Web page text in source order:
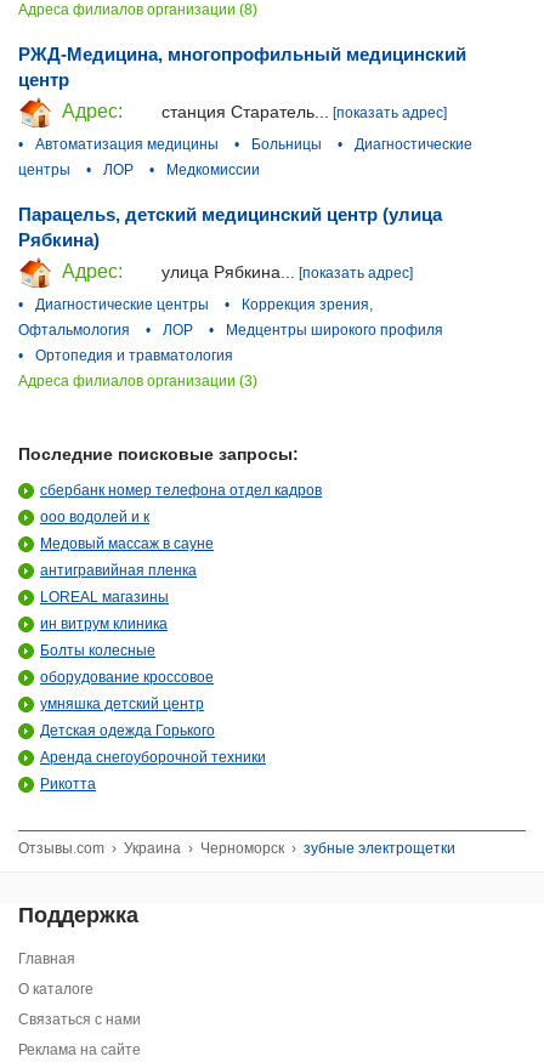
Адреса филиалов организации (8)
РЖД-Медицина, многопрофильный медицинский
центр
Адрес:
станция Старатель...
[показать адрес]
•
Автоматизация медицины • Больницы •
Диагностические
центры
• ЛОР • Медкомиссии
Парацельs, детский медицинский центр (улица
Рябкина)
Адрес:
улица Рябкина...
[показать адрес]
•
Диагностические центры •
Коррекция зрения,
Офтальмология
• ЛОР •
Медцентры широкого профиля
•
Ортопедия и травматология
Адреса филиалов организации (3)
Последние поисковые запросы:
сбербанк номер телефона отдел кадров
ооо водолей и к
Медовый массаж в сауне
антигравийная пленка
LOREAL магазины
ин витрум клиника
Болты колесные
оборудование кроссовое
умняшка детский центр
Детская одежда Горького
Аренда снегоуборочной техники
Рикотта
Отзывы.com › Украина › Черноморск › зубные электрощетки
Поддержка
Главная
О каталоге
Связаться с нами
Реклама на сайте